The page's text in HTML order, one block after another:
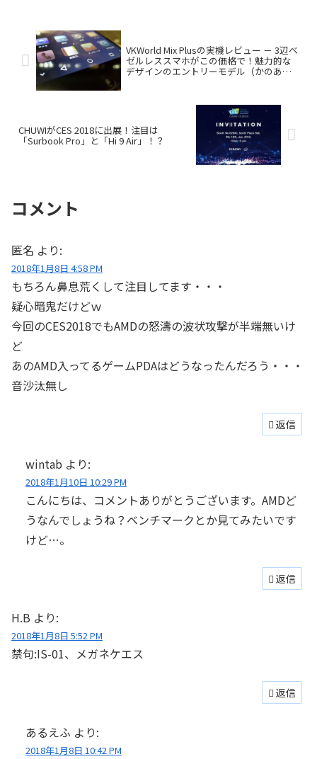
VKWorld Mix Plusの実機レビュー － 3辺ベ
ゼルレススマホがこの価格で！魅力的な
デザインのエントリーモデル（かのあ
CHUWIがCES 2018に出展！注目は
「Surbook Pro」と「Hi 9 Air」！？
コメント
匿名 より:
2018年1月8日 4:58 PM
もちろん鼻息荒くして注目してます・・・
疑心暗鬼だけどｗ
今回のCES2018でもAMDの怒濤の波状攻撃が半端無いけ
ど
あのAMD入ってるゲームPDAはどうなったんだろう・・・
音沙汰無し
返信
wintab より:
2018年1月10日 10:29 PM
こんにちは、コメントありがとうございます。AMDど
うなんでしょうね？ベンチマークとか見てみたいです
けど…。
返信
H.B より:
2018年1月8日 5:52 PM
禁句:IS-01、メガネケエス
返信
あるえふ より:
2018年1月8日 10:42 PM